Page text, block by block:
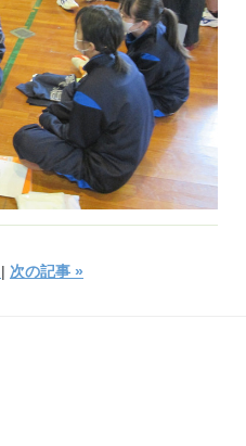
次の記事 »